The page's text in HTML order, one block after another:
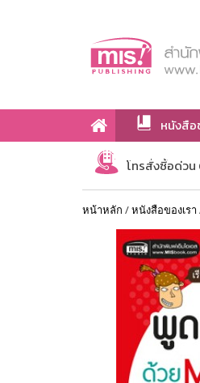
หนังสือ
เกี่ยวกับเรา
โทรสั่งซื้อด่ว
หน้าหลัก /หนังสือของเรา